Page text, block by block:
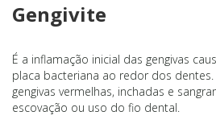
Gengivite
É a inflamação inicial das gengivas
placa bacteriana ao redor dos
gengivas vermelhas, inchadas e
escovação ou uso do fio dental.